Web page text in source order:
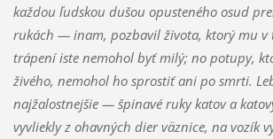
každou ľudskou dušou opusteného osud
rukách — inam, pozbavil života, ktorý mu v
trápení iste nemohol byť milý; no potupy,
živého, nemohol ho sprostiť ani po smrti.
najžalostnejšie — špinavé ruky katov a
vyvliekly z ohavných dier väznice, na vozík